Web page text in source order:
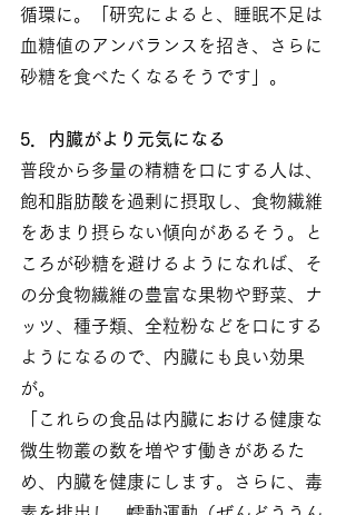
循環に。「研究によると、睡眠不足は
血糖値のアンバランスを招き、さらに
砂糖を食べたくなるそうです」。
5．内臓がより元気になる
普段から多量の精糖を口にする人は、
飽和脂肪酸を過剰に摂取し、食物繊維
をあまり摂らない傾向があるそう。と
ころが砂糖を避けるようになれば、そ
の分食物繊維の豊富な果物や野菜、ナ
ッツ、種子類、全粒粉などを口にする
ようになるので、内臓にも良い効果
が。
「これらの食品は内臓における健康な
微生物叢の数を増やす働きがあるた
め、内臓を健康にします。さらに、毒